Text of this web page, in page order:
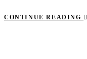
CONTINUE READING